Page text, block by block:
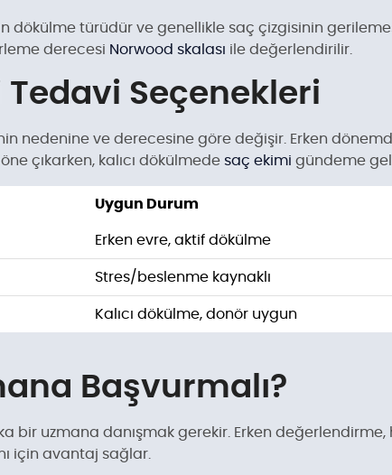
dökülme türüdür ve genellikle saç çizgisinin
derecesi Norwood skalası ile değerlendirilir.
Seçenekleri
nedenine ve derecesine göre değişir. Erken
çıkarken, kalıcı dökülmede saç ekimi gündeme
Uygun Durum
Erken evre, aktif dökülme
Stres/beslenme kaynaklı
Kalıcı dökülme, donör uygun
Başvurmalı?
bir uzmana danışmak gerekir. Erken değerlendirme,
için avantaj sağlar.